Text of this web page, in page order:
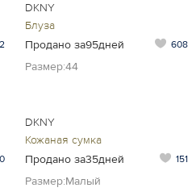
DKNY
Блуза
Продано за95дней
608
Размер:44
DKNY
Кожаная сумка
Продано за35дней
151
Размер:Малый